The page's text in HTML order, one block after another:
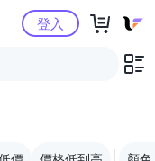
物中心登入